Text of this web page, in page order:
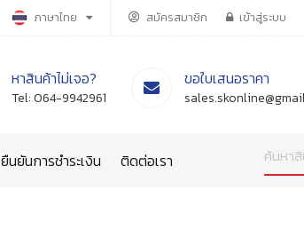
เข้าสู่ระบบ
สมัครสมาชิก
ภาษาไทย
หาสินค้าไม่เจอ?
Tel:064-9942961
ขอใบเสนอราคา
ค้นหา
ยืนยันการชำระเงิน ติดต่อเรา